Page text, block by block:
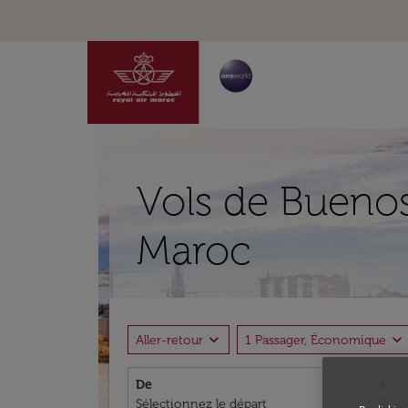
Vols de
Maroc
Aller-retour expand_more 1 Passager, Économique expand_more
De